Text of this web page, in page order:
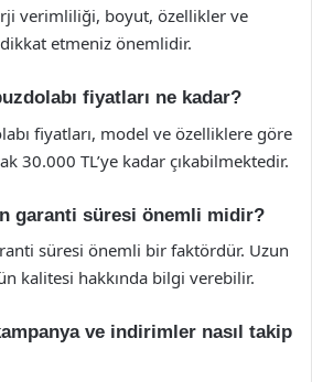
verimliliği, boyut, özellikler ve
etmeniz önemlidir.
fiyatları ne kadar?
fiyatları, model ve özelliklere göre
30.000 TL’ye kadar çıkabilmektedir.
garanti süresi önemli midir?
süresi önemli bir faktördür. Uzun
kalitesi hakkında bilgi verebilir.
ve indirimler nasıl takip